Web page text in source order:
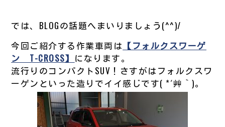
では、BLOGの話題へまいりましょう(^^)/
今回ご紹介する作業車両は 【フォルクスワーゲ
ン T-CROSS】 になります。
流行りのコンパクトSUV！さすがはフォルクスワ
ーゲンといった造りでイイ感じです( *´艸｀)。